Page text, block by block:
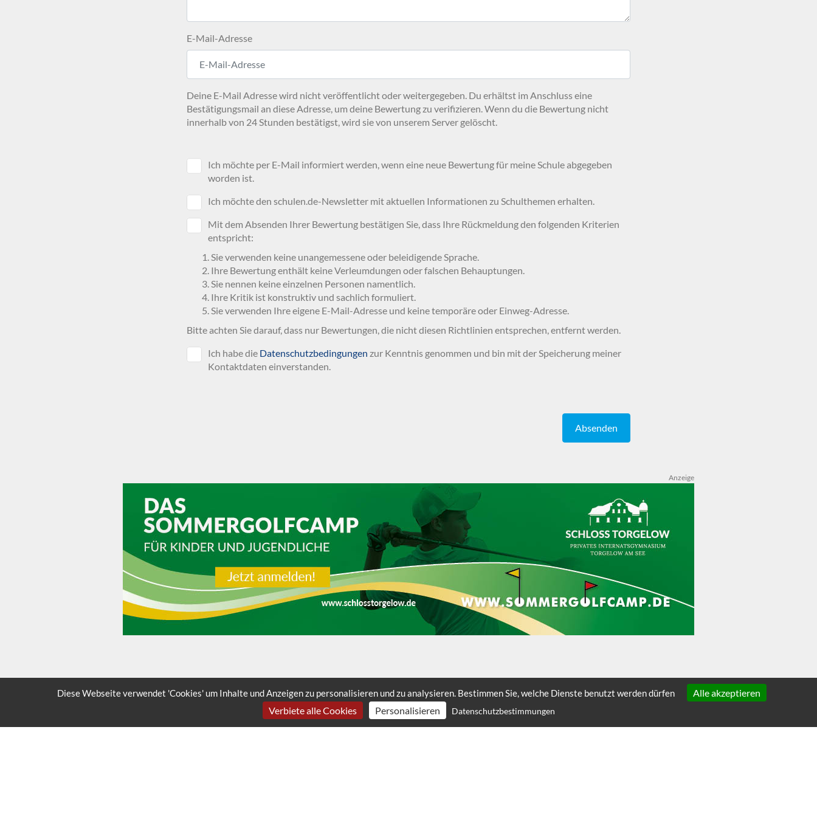
E-Mail-Adresse
Deine E-Mail Adresse wird nicht veröffentlicht oder weitergegeben. Du erhältst im Anschluss eine
Bestätigungsmail an diese Adresse, um deine Bewertung zu verifizieren. Wenn du die Bewertung nicht
innerhalb von 24 Stunden bestätigst, wird sie von unserem Server gelöscht.
Ich möchte per E-Mail informiert werden, wenn eine neue Bewertung für meine Schule abgegeben
worden ist.
Ich möchte den schulen.de-Newsletter mit aktuellen Informationen zu Schulthemen erhalten.
Mit dem Absenden Ihrer Bewertung bestätigen Sie, dass Ihre Rückmeldung den folgenden Kriterien
entspricht:
Sie verwenden keine unangemessene oder beleidigende Sprache.
Ihre Bewertung enthält keine Verleumdungen oder falschen Behauptungen.
Sie nennen keine einzelnen Personen namentlich.
Ihre Kritik ist konstruktiv und sachlich formuliert.
Sie verwenden Ihre eigene E-Mail-Adresse und keine temporäre oder Einweg-Adresse.
Bitte achten Sie darauf, dass nur Bewertungen, die nicht diesen Richtlinien entsprechen, entfernt werden.
Ich habe die Datenschutzbedingungen zur Kenntnis genommen und bin mit der Speicherung meiner
Kontaktdaten einverstanden.
Absenden
Anzeige
Diese Webseite verwendet 'Cookies' um Inhalte und Anzeigen zu personalisieren und zu analysieren. Bestimmen Sie, welche Dienste benutzt werden dürfen
Alle akzeptieren
Verbiete alle Cookies
Personalisieren Datenschutzbestimmungen